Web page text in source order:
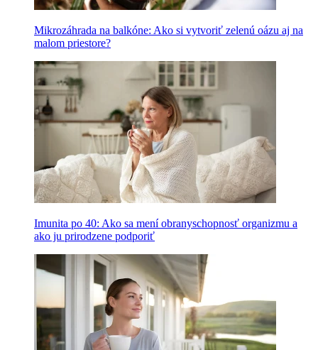
Mikrozáhrada na balkóne: Ako si vytvoriť zelenú oázu aj na
malom priestore?
Imunita po 40: Ako sa mení obranyschopnosť organizmu a
ako ju prirodzene podporiť